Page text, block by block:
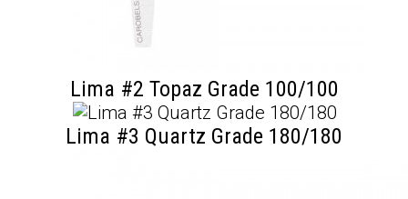
Lima #2 Topaz Grade 100/100
Lima #3 Quartz Grade 180/180